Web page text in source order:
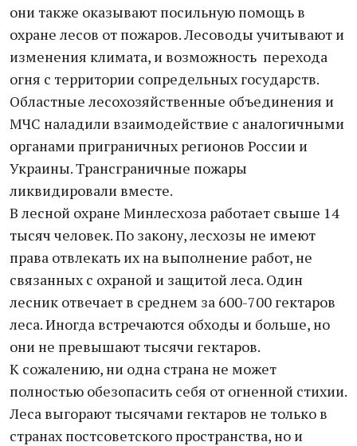
они также оказывают посильную помощь в
охране лесов от пожаров. Лесоводы учитывают и
изменения климата, и возможность перехода
огня с территории сопредельных государств.
Областные лесохозяйственные объединения и
МЧС наладили взаимодействие с аналогичными
органами приграничных регионов России и
Украины. Трансграничные пожары
ликвидировали вместе.
В лесной охране Минлесхоза работает свыше 14
тысяч человек. По закону, лесхозы не имеют
права отвлекать их на выполнение работ, не
связанных с охраной и защитой леса. Один
лесник отвечает в среднем за 600-700 гектаров
леса. Иногда встречаются обходы и больше, но
они не превышают тысячи гектаров.
К сожалению, ни одна страна не может
полностью обезопасить себя от огненной стихии.
Леса выгорают тысячами гектаров не только в
странах постсоветского пространства, но и